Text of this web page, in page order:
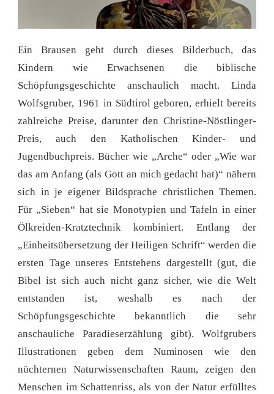
Ein Brausen geht durch dieses Bilderbuch, das
Kindern wie Erwachsenen die biblische
Schöpfungsgeschichte anschaulich macht. Linda
Wolfsgruber, 1961 in Südtirol geboren, erhielt bereits
zahlreiche Preise, darunter den Christine-Nöstlinger-
Preis, auch den Katholischen Kinder- und
Jugendbuchpreis. Bücher wie „Arche“ oder „Wie war
das am Anfang (als Gott an mich gedacht hat)“ nähern
sich in je eigener Bildsprache christlichen Themen.
Für „Sieben“ hat sie Monotypien und Tafeln in einer
Ölkreiden-Kratztechnik kombiniert. Entlang der
„Einheitsübersetzung der Heiligen Schrift“ werden die
ersten Tage unseres Entstehens dargestellt (gut, die
Bibel ist sich auch nicht ganz sicher, wie die Welt
entstanden ist, weshalb es nach der
Schöpfungsgeschichte bekanntlich die sehr
anschauliche Paradieserzählung gibt). Wolfgrubers
Illustrationen geben dem Numinosen wie den
nüchternen Naturwissenschaften Raum, zeigen den
Menschen im Schattenriss, als von der Natur erfülltes